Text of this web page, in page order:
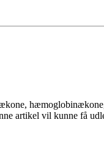
artikel vil kunne få